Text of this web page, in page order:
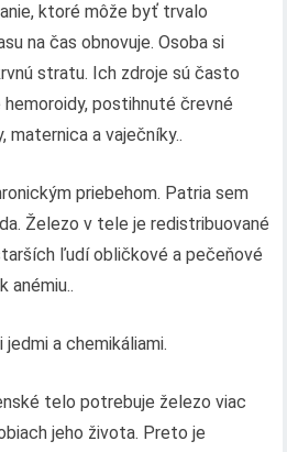
ktoré môže byť trvalo
na čas obnovuje. Osoba si
stratu. Ich zdroje sú často
hemoroidy, postihnuté črevné
maternica a vaječníky..
priebehom. Patria sem
Železo v tele je redistribuované
ľudí obličkové a pečeňové
anémiu..
a chemikáliami.
telo potrebuje železo viac
jeho života. Preto je